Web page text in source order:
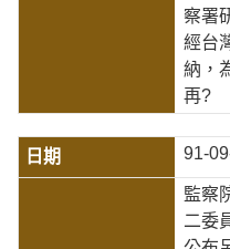
察署
經台
納，
再?
91-
監察
二委